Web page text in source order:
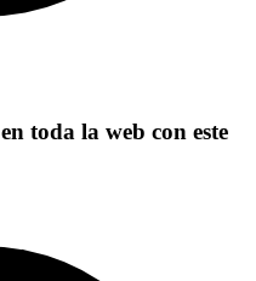
en toda la web con este